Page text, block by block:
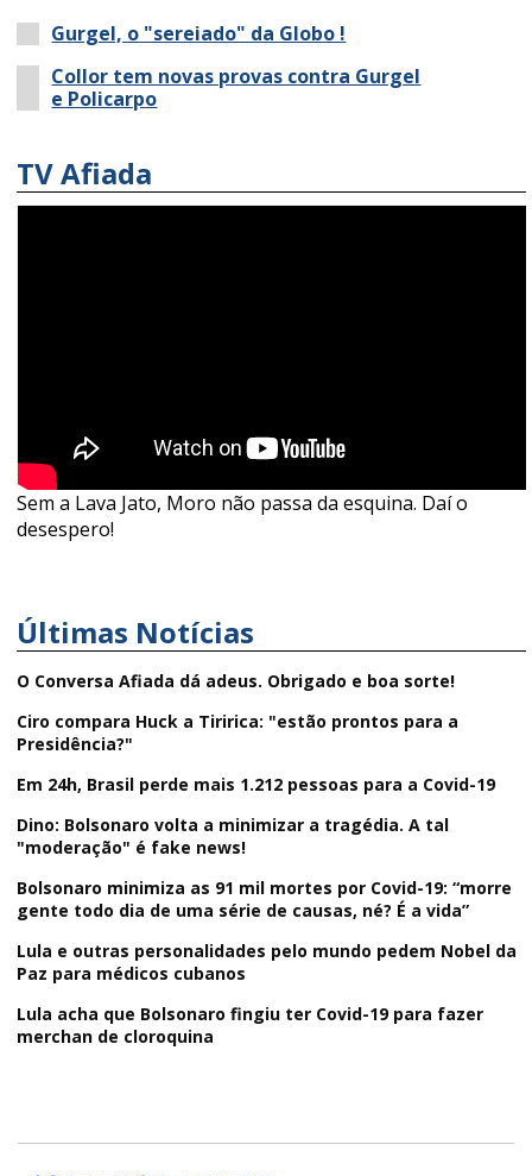
Gurgel, o "sereiado" da Globo !
Collor tem novas provas contra Gurgel
e Policarpo
TV Afiada
Sem a Lava Jato, Moro não passa da esquina. Daí o
desespero!
Últimas Notícias
O Conversa Afiada dá adeus. Obrigado e boa sorte!
Ciro compara Huck a Tiririca: "estão prontos para a
Presidência?"
Em 24h, Brasil perde mais 1.212 pessoas para a Covid-19
Dino: Bolsonaro volta a minimizar a tragédia. A tal
"moderação" é fake news!
Bolsonaro minimiza as 91 mil mortes por Covid-19: “morre
gente todo dia de uma série de causas, né? É a vida”
Lula e outras personalidades pelo mundo pedem Nobel da
Paz para médicos cubanos
Lula acha que Bolsonaro fingiu ter Covid-19 para fazer
merchan de cloroquina